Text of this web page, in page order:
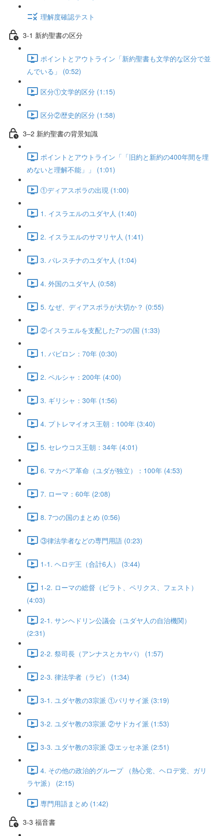
理解度確認テスト
3-1 新約聖書の区分
ポイントとアウトライン「新約聖書も文学的な区分で並
んでいる」 (0:52)
区分①文学的区分 (1:15)
区分②歴史的区分 (1:58)
3–2 新約聖書の背景知識
ポイントとアウトライン「「旧約と新約の400年間を埋
めないと理解不能」」 (1:01)
①ディアスポラの出現 (1:00)
1. イスラエルのユダヤ人 (1:40)
2. イスラエルのサマリヤ人 (1:41)
3. パレスチナのユダヤ人 (1:04)
4. 外国のユダヤ人 (0:58)
5. なぜ、ディアスポラが大切か？ (0:55)
②イスラエルを支配した7つの国 (1:33)
1. バビロン：70年 (0:30)
2. ペルシャ：200年 (4:00)
3. ギリシャ：30年 (1:56)
4. プトレマイオス王朝：100年 (3:40)
5. セレウコス王朝：34年 (4:01)
6. マカベア革命（ユダが独立）：100年 (4:53)
7. ローマ：60年 (2:08)
8. 7つの国のまとめ (0:56)
③律法学者などの専門用語 (0:23)
1-1. ヘロデ王（合計6人） (3:44)
1-2. ローマの総督（ピラト、ペリクス、フェスト）
(4:03)
2-1. サンヘドリン公議会（ユダヤ人の自治機関）
(2:31)
2-2. 祭司長（アンナスとカヤパ） (1:57)
2-3. 律法学者（ラビ） (1:34)
3-1. ユダヤ教の3宗派 ①パリサイ派 (3:19)
3-2. ユダヤ教の3宗派 ②サドカイ派 (1:53)
3-3. ユダヤ教の3宗派 ③エッセネ派 (2:51)
4. その他の政治的グループ （熱心党、ヘロデ党、ガリ
ラヤ派） (2:15)
専門用語まとめ (1:42)
3-3 福音書